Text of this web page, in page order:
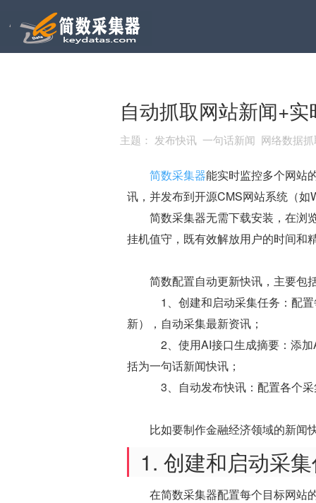
自动抓取网站新闻+
主题： 发布快讯 一句话新闻 网络数据
简数采集器能实时监控多个网站
讯，并发布到开源CMS网站系统（
简数采集器无需下载安装，在浏
挂机值守，既有效解放用户的时间和
简数配置自动更新快讯，主要包
1、创建和启动采集任务：配
新），自动采集最新资讯；
2、使用AI接口生成摘要：添
括为一句话新闻快讯；
3、自动发布快讯：配置各个
比如要制作金融经济领域的新闻
1. 创建和启动采
在简数采集器配置每个目标网站